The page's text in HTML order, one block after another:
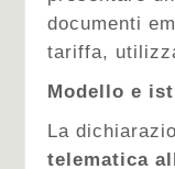
documenti
tariffa,
Modello e
La
telematica